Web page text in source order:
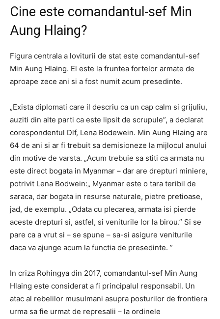
Cine este comandantul-sef Min
Aung Hlaing?
Figura centrala a loviturii de stat este comandantul-sef
Min Aung Hlaing. El este la fruntea fortelor armate de
aproape zece ani si a fost numit acum presedinte.
„Exista diplomati care il descriu ca un cap calm si grijuliu,
auziti din alte parti ca este lipsit de scrupule”, a declarat
corespondentul Dlf, Lena Bodewein. Min Aung Hlaing are
64 de ani si ar fi trebuit sa demisioneze la mijlocul anului
din motive de varsta. „Acum trebuie sa stiti ca armata nu
este direct bogata in Myanmar – dar are drepturi miniere,
potrivit Lena Bodwein:„ Myanmar este o tara teribil de
saraca, dar bogata in resurse naturale, pietre pretioase,
jad, de exemplu. „Odata cu plecarea, armata isi pierde
aceste drepturi si, astfel, si veniturile lor la birou.” Si se
pare ca a vrut si – se spune – sa-si asigure veniturile
daca va ajunge acum la functia de presedinte. ”
In criza Rohingya din 2017, comandantul-sef Min Aung
Hlaing este considerat a fi principalul responsabil. Un
atac al rebelilor musulmani asupra posturilor de frontiera
urma sa fie urmat de represalii – la ordinele